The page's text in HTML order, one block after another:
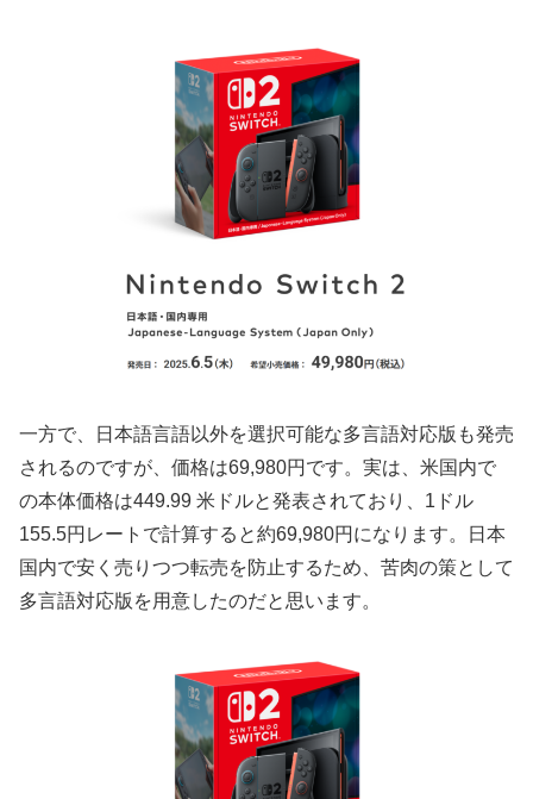
一方で、日本語言語以外を選択可能な多言語対応版も発売
されるのですが、価格は69,980円です。実は、米国内で
の本体価格は449.99 米ドルと発表されており、1ドル
155.5円レートで計算すると約69,980円になります。日本
国内で安く売りつつ転売を防止するため、苦肉の策として
多言語対応版を用意したのだと思います。